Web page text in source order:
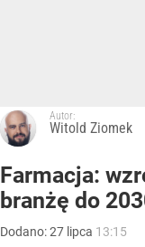
Autor:
Witold Ziomek
Farmacja:
branżę do
Dodano:27 lipca 13:15